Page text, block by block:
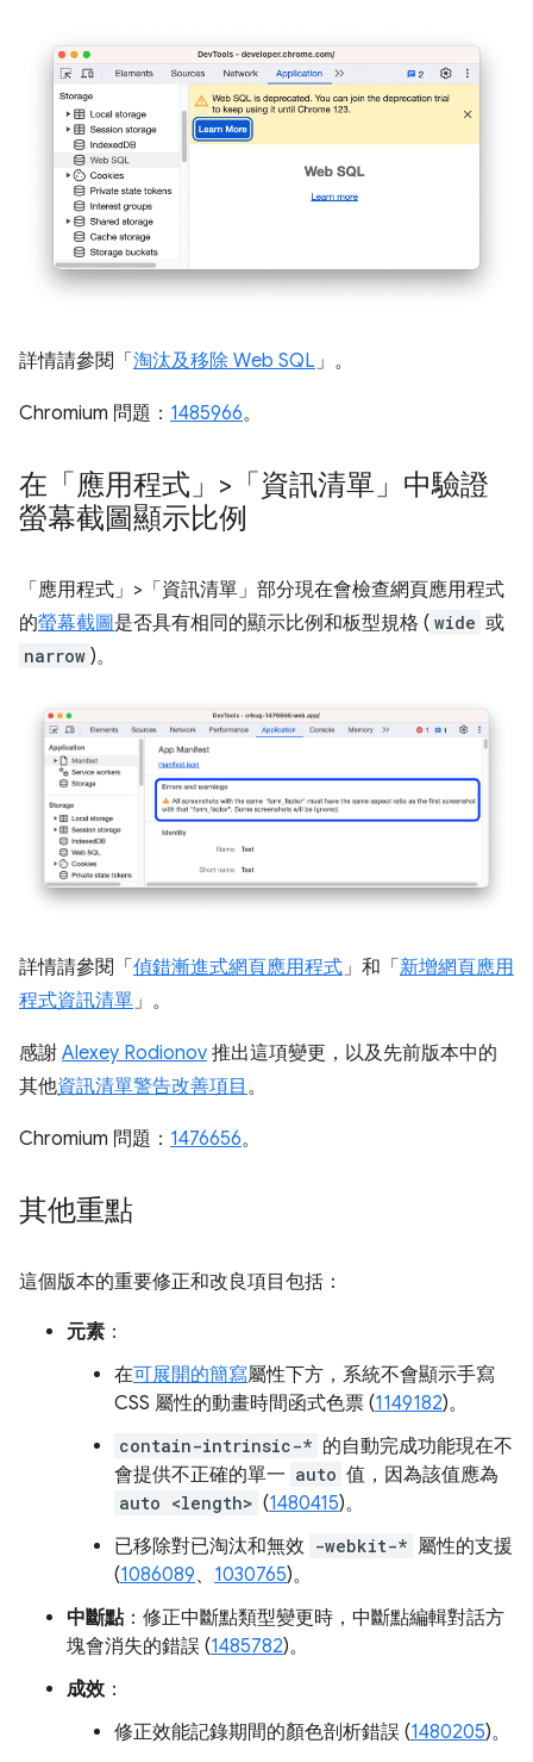
詳情請參閱「淘汰及移除 Web SQL 」。
Chromium 問題： 1485966。
在「應用程式」>「資訊清單」中驗證
螢幕截圖顯示比例
「應用程式」 >「資訊清單」 部分現在會檢查網頁應用程式
的螢幕截圖是否具有相同的顯示比例和板型規格 ( wide 或
narrow )。
詳情請參閱「 偵錯漸進式網頁應用程式」和「 新增網頁應用
程式資訊清單」。
感謝 Alexey Rodionov 推出這項變更，以及先前版本中的
其他資訊清單警告改善項目 。
Chromium 問題： 1476656。
其他重點
這個版本的重要修正和改良項目包括：
元素 ：
在可展開的簡寫屬性下方，系統不會顯示手寫
CSS 屬性的動畫時間函式色票 (1149182)。
contain-intrinsic-* 的自動完成功能現在不
會提供不正確的單一 auto 值，因為該值應為
auto <length> (1480415)。
已移除對已淘汰和無效 -webkit-* 屬性的支援
(1086089、 1030765)。
中斷點：修正中斷點類型變更時，中斷點編輯對話方
塊會消失的錯誤 (1485782)。
成效：
修正效能記錄期間的顏色剖析錯誤 (1480205)。